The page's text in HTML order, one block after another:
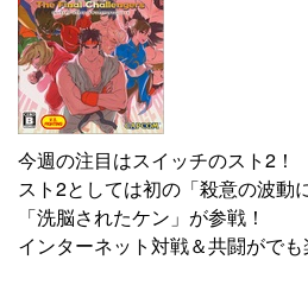
今週の注目はスイッチのスト2！
スト2としては初の「殺意の波動
「洗脳されたケン」が参戦！
インターネット対戦＆共闘がでも